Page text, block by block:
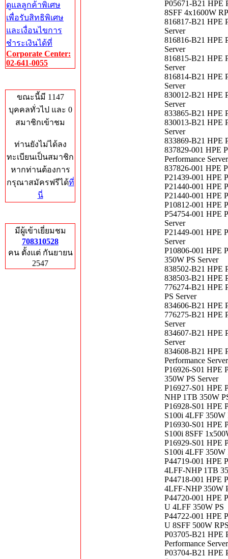
ดูแลลูกค้าพิเศษ
เพื่อรับสิทธิพิเศษ
และเงื่อนไขการ
ชำระเงินได้ที่
Corporate Center:
02-641-0055
ขณะนี้มี 1147
บุคคลทั่วไป และ 0
สมาชิกเข้าชม
ท่านยังไม่ได้ลง
ทะเบียนเป็นสมาชิก
หากท่านต้องการ
กรุณาสมัครฟรีได้ที่
นี่
มีผู้เข้าเยี่ยมชม
708310528
คน ตั้งแต่ กันยายน
2547
P05671-B21 HPE
8SFF 4x1600W
816817-B21 HPE
Server
816816-B21 HPE
Server
816815-B21 HPE
Server
816814-B21 HPE
Server
830012-B21 HPE
Server
833865-B21 HPE
830013-B21 HPE
Server
833869-B21 HPE
837829-001 HPE
Performance Server
837826-001 HPE
P21439-001 HPE
P21440-001 HPE
P21440-001 HPE
P10812-001 HPE
P54754-001 HPE
Server
P21449-001 HPE
Server
P10806-001 HPE
350W PS Server
838502-B21 HPE
838503-B21 HPE
776274-B21 HPE
PS Server
834606-B21 HPE
776275-B21 HPE
Server
834607-B21 HPE
Server
834608-B21 HPE
Performance Server
P16926-S01 HPE
350W PS Server
P16927-S01 HPE
NHP 1TB 350W
P16928-S01 HPE
S100i 4LFF 350W
P16930-S01 HPE
S100i 8SFF
P16929-S01 HPE
S100i 4LFF 350W
P44719-001 HPE
4LFF-NHP 1TB
P44718-001 HPE
4LFF-NHP 350W
P44720-001 HPE
U 4LFF 350W PS
P44722-001 HPE
U 8SFF 500W
P03705-B21 HPE
Performance Server
P03704-B21 HPE